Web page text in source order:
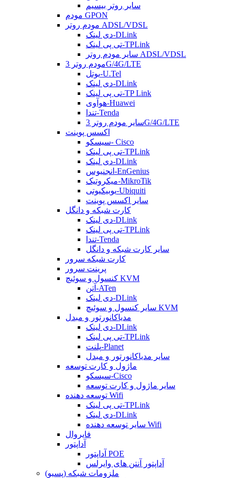
سایر روتر بیسیم
مودم GPON
مودم روتر ADSL/VDSL
دی لینک-DLink
تی پی لینک-TPLink
سایر مودم روتر ADSL/VDSL
مودم روتر 3G/4G/LTE
یوتل-U.Tel
دی لینک-DLink
تی پی لینک-TP Link
هوآوی-Huawei
تندا-Tenda
سایر مودم روتر 3G/4G/LTE
اکسس پوینت
سیسکو- Cisco
تی پی لینک-TPLink
دی لینک-DLink
انجنیوس-EnGenius
میکروتیک-MikroTik
یوبیکیوتی-Ubiquiti
سایر اکسس پوینت
کارت شبکه و دانگل
دی لینک-DLink
تی پی لینک-TPLink
تندا-Tenda
سایر کارت شبکه و دانگل
کارت شبکه سرور
پرینت سرور
کنسول و سوئیچ KVM
آتن-ATen
دی لینک-DLink
سایر کنسول و سوئیچ KVM
مدیاکانورتور و مبدل
دی لینک-DLink
تی پی لینک-TPLink
پلنت-Planet
سایر مدیاکانورتور و مبدل
ماژول و کارت توسعه
سیسکو-Cisco
سایر ماژول و کارت توسعه
توسعه دهنده Wifi
تی پی لینک-TPLink
دی لینک-DLink
سایر توسعه دهنده Wifi
فایروال
آداپتور
آداپتور POE
آداپتور آنتن های وایرلس
ملزومات شبکه (پسیو)